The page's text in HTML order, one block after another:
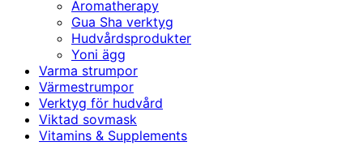
Aromatherapy
Gua Sha verktyg
Hudvårdsprodukter
Yoni ägg
Varma strumpor
Värmestrumpor
Verktyg för hudvård
Viktad sovmask
Vitamins & Supplements